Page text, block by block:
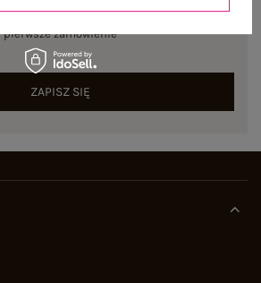
pierwsze zamówienie
ZAPISZ SIĘ